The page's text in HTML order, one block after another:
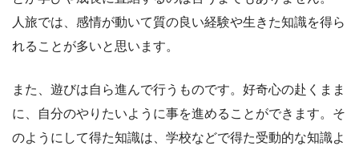
人旅では、感情が動いて質の良い経験や生きた知識を得ら
れることが多いと思います。
また、遊びは自ら進んで行うものです。好奇心の赴くまま
に、自分のやりたいように事を進めることができます。そ
のようにして得た知識は、学校などで得た受動的な知識よ